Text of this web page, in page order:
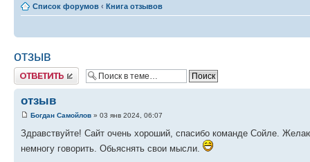
Список форумов ‹ Книга отзывов
отзыв
Ответить
отзыв
Богдан Самойлов » 03 янв 2024, 06:07
Здравствуйте! Сайт очень хороший, спасибо команде Сойле.
немногу говорить. Обьяснять свои мысли.